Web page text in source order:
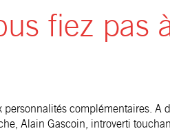
fiez pas
complémentaires. A
Alain Gascoin, introverti